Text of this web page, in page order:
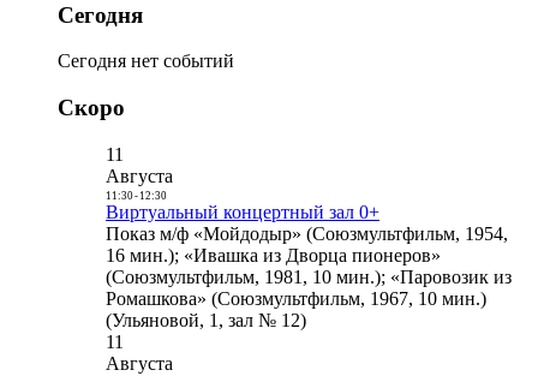
Сегодня
Сегодня нет событий
Скоро
11
Августа
11:30- 12:30
Виртуальный концертный зал 0+
Показ м/ф «Мойдодыр» (Союзмультфильм, 1954,
16 мин.); «Ивашка из Дворца пионеров»
(Союзмультфильм, 1981, 10 мин.); «Паровозик из
Ромашкова» (Союзмультфильм, 1967, 10 мин.)
(Ульяновой, 1, зал № 12)
11
Августа